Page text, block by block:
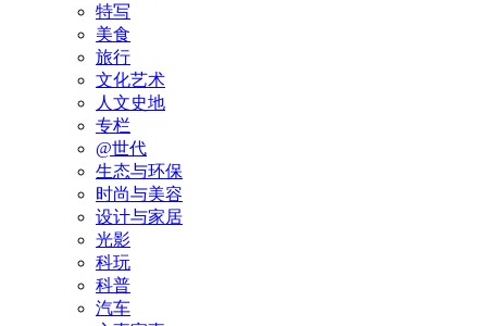
特写
美食
旅行
文化艺术
人文史地
专栏
@世代
生态与环保
时尚与美容
设计与家居
光影
科玩
科普
汽车